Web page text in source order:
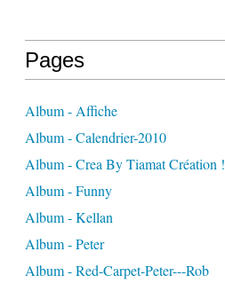
Pages
Album - Affiche
Album - Calendrier-2010
Album - Crea By Tiamat Création !
Album - Funny
Album - Kellan
Album - Peter
Album - Red-Carpet-Peter---Rob